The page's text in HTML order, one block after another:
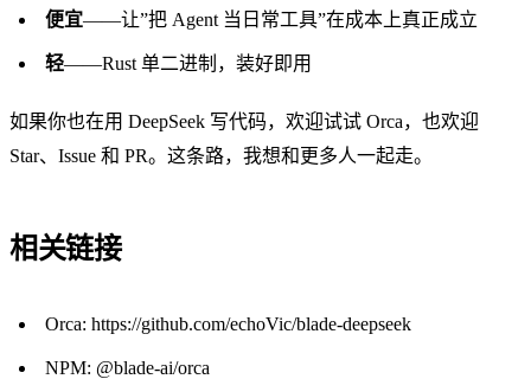
便宜——让”把 Agent 当日常工具”在成本上真正成立
轻——Rust 单二进制，装好即用
如果你也在用 DeepSeek 写代码，欢迎试试 Orca，也欢迎
Star、Issue 和 PR。这条路，我想和更多人一起走。
相关链接
Orca: https://github.com/echoVic/blade-deepseek
NPM: @blade-ai/orca